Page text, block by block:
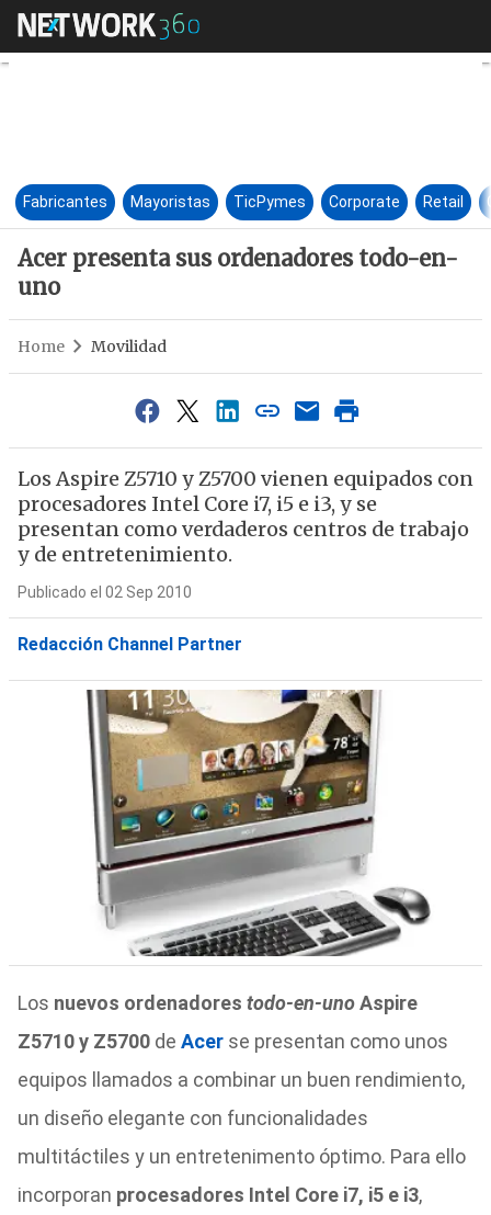
Acer presenta sus
Fabricantes Mayoristas TicPymes Corporate Retail
Acer presenta sus ordenadores todo-en-
uno
Home Movilidad
Los Aspire Z5710 y Z5700 vienen equipados con
procesadores Intel Core i7, i5 e i3, y se
presentan como verdaderos centros de trabajo
y de entretenimiento.
Publicado el 02 Sep 2010
Redacción Channel Partner
Los nuevos ordenadores todo-en-unoAspire
Z5710 y Z5700de Acerse presentan como unos
equipos llamados a combinar un buen rendimiento,
un diseño elegante con funcionalidades
multitáctiles y un entretenimento óptimo. Para ello
incorporan procesadores Intel Core i7, i5 e i3,